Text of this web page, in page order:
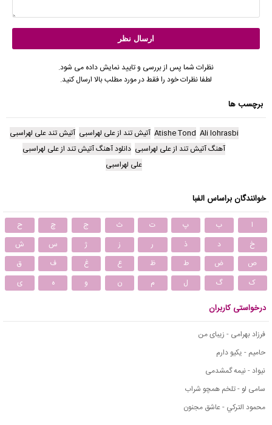
نظرات شما پس از بررسی و تایید نمایش داده می شود.
لطفا نظرات خود را فقط در مورد مطلب بالا ارسال کنید.
برچسب ها
Ali lohrasbi
Atishe Tond آتیش تند از علی لهراسبی آتیش تند علی لهراسبی
آهنگ آتیش تند از علی لهراسبی دانلود آهنگ آتیش تند از علی لهراسبی
علی لهراسبی
خوانندگان براساس الفبا
ا ب پ ت ث ج چ
ح
خ
د ذ ر ز ژ س
ش
ص
ض ط ظ ع غ ف
ق
ک
گ ل م ن و ه ی
درخواستی کاربران
فرزاد بهرامی - زیبای من
حامیم - یکیو دارم
نیواد - نیمه گمشدمی
سامی لو - تلخم همچو شراب
محمود التركي - عاشق مجنون